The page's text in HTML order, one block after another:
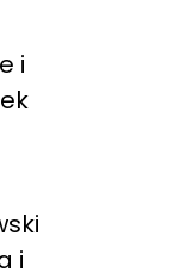
i
i